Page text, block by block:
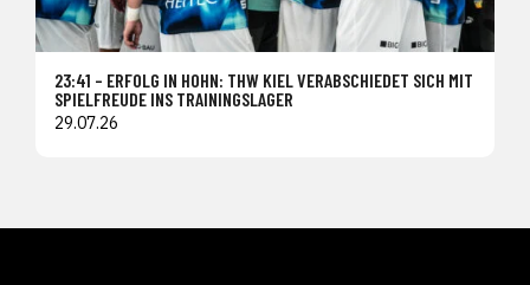
23:41 – ERFOLG IN HOHN: THW KIEL VERABSCHIEDET SICH MIT
SPIELFREUDE INS TRAININGSLAGER
29.07.26